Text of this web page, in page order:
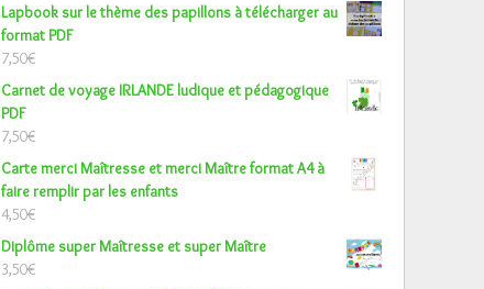
Lapbook sur le thème des papillons à télécharger au
format PDF
7,50€
Carnet de voyage IRLANDE ludique et pédagogique
PDF
7,50€
Carte merci Maîtresse et merci Maître format A4 à
faire remplir par les enfants
4,50€
Diplôme super Maîtresse et super Maître
3,50€